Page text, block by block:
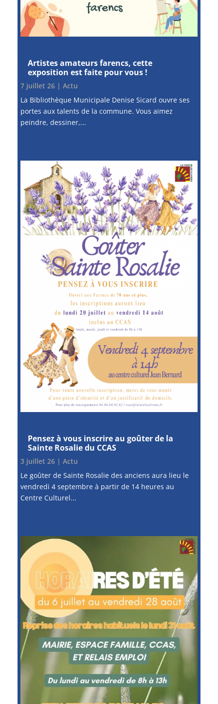
Artistes amateurs farencs, cette
exposition est faite pour vous !
7 juillet 26| Actu
La Bibliothèque Municipale Denise Sicard ouvre ses
portes aux talents de la commune. Vous aimez
peindre, dessiner,...
Pensez à vous inscrire au goûter de la
Sainte Rosalie du CCAS
3 juillet 26| Actu
Le goûter de Sainte Rosalie des anciens aura lieu le
vendredi 4 septembre à partir de 14 heures au
Centre Culturel...